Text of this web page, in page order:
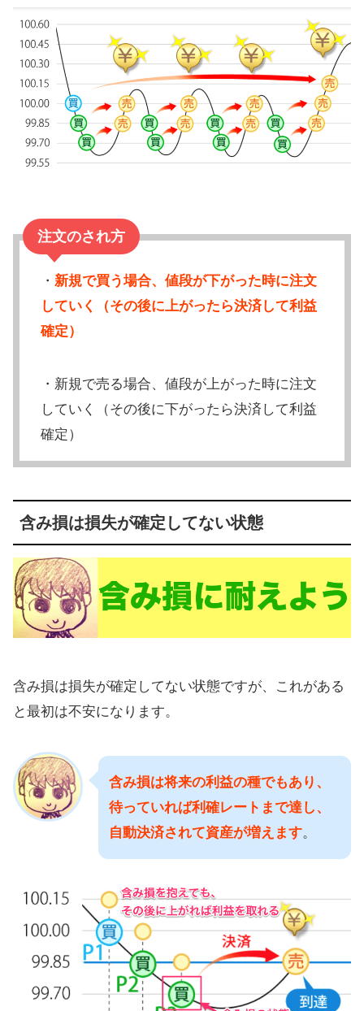
注文のされ方
・ 新規で買う場合、値段が下がった時に注文
していく（その後に上がったら決済して利益
確定）
・新規で売る場合、値段が上がった時に注文
していく（その後に下がったら決済して利益
確定）
含み損は損失が確定してない状態
含み損は損失が確定してない状態ですが、これがある
と最初は不安になります。
含み損は将来の利益の種でもあり、
待っていれば利確レートまで達し、
自動決済されて資産が増えます。